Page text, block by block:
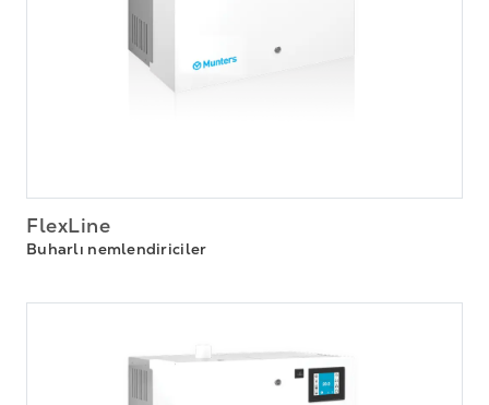
FlexLine
Buharlı nemlendiriciler